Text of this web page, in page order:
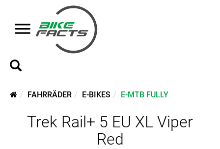
FAHRRÄDER E-BIKES E-MTB FULLY
Trek Rail+ 5 EU XL Viper
Red